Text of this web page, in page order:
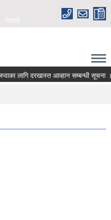
नेपाली
लागि दरखास्त आव्हान सम्बन्धी सूचना ।